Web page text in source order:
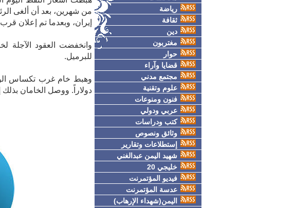
رياضة
ثقافة
دين
مغتربون
حوار
قضايا وآراء
مجتمع مدني
علوم وتقنية
فنون ومنوعات
عربي ودولي
كتب ودراسات
وثائق ونصوص
إستطلاعات وتقارير
شهيد اليمن عبدالغني
خليجي 20
فيديو المؤتمرنت
عدسة المؤتمرنت
اليمن(شهداء الإرهاب)
من شهرين، بعد أن ألغى
إيران، وبعدما تم إعلان
للبرميل.
دولاراً. ووصل الخامان بذلك إلى